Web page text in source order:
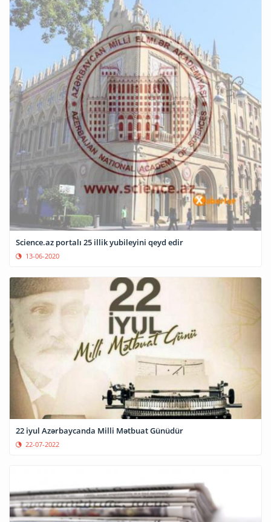
Science.az portalı 25 illik yubileyini qeyd edir
13-06-2020
22 iyul Azərbaycanda Milli Mətbuat Günüdür
22-07-2022